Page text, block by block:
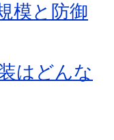
模と防御
はどんな